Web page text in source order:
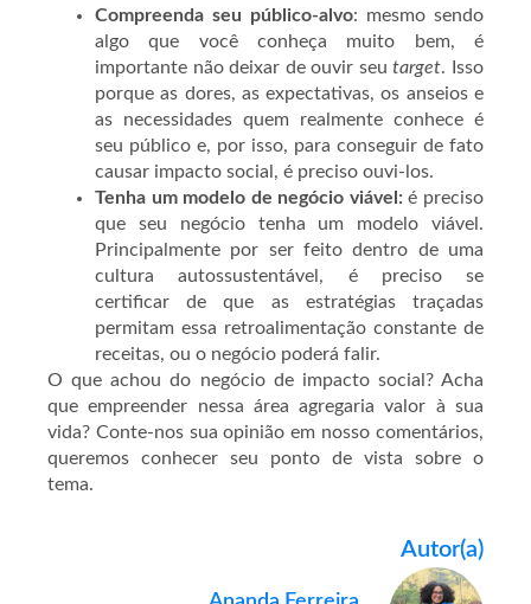
Compreenda seu público-alvo: mesmo sendo
algo que você conheça muito bem, é
importante não deixar de ouvir seutarget. Isso
porque as dores, as expectativas, os anseios e
as necessidades quem realmente conhece é
seu público e, por isso, para conseguir de fato
causar impacto social, é preciso ouvi-los.
Tenha um modelo de negócio viável:é preciso
que seu negócio tenha um modelo viável.
Principalmente por ser feito dentro de uma
cultura autossustentável, é preciso se
certificar de que as estratégias traçadas
permitam essa retroalimentação constante de
receitas, ou o negócio poderá falir.
O que achou do negócio de impacto social? Acha
que empreender nessa área agregaria valor à sua
vida? Conte-nos sua opinião em nosso comentários,
queremos conhecer seu ponto de vista sobre o
tema.
Autor(a)